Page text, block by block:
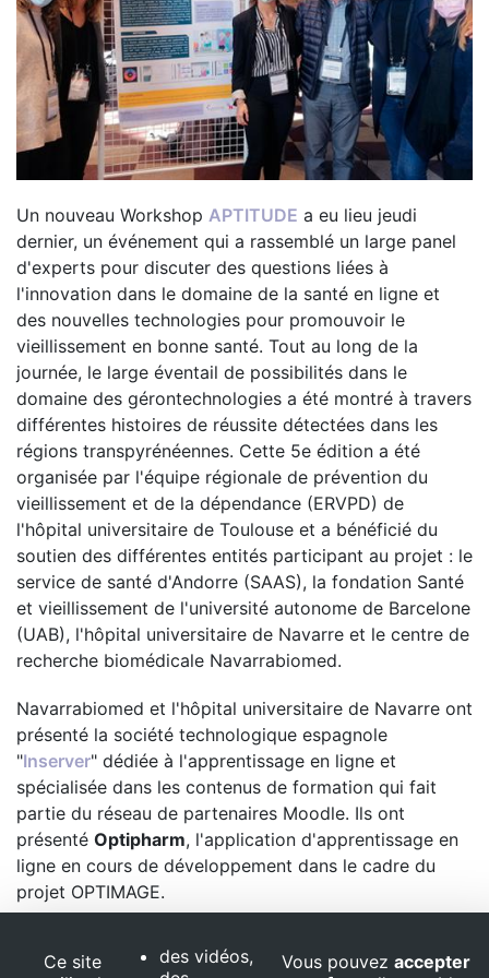
Un nouveau Workshop APTITUDE a eu lieu jeudi
dernier, un événement qui a rassemblé un large panel
d'experts pour discuter des questions liées à
l'innovation dans le domaine de la santé en ligne et
des nouvelles technologies pour promouvoir le
vieillissement en bonne santé. Tout au long de la
journée, le large éventail de possibilités dans le
domaine des gérontechnologies a été montré à travers
différentes histoires de réussite détectées dans les
régions transpyrénéennes. Cette 5e édition a été
organisée par l'équipe régionale de prévention du
vieillissement et de la dépendance (ERVPD) de
l'hôpital universitaire de Toulouse et a bénéficié du
soutien des différentes entités participant au projet : le
service de santé d'Andorre (SAAS), la fondation Santé
et vieillissement de l'université autonome de Barcelone
(UAB), l'hôpital universitaire de Navarre et le centre de
recherche biomédicale Navarrabiomed.
Navarrabiomed et l'hôpital universitaire de Navarre ont
présenté la société technologique espagnole
"Inserver" dédiée à l'apprentissage en ligne et
spécialisée dans les contenus de formation qui fait
partie du réseau de partenaires Moodle. Ils ont
présenté Optipharm, l'application d'apprentissage en
ligne en cours de développement dans le cadre du
projet OPTIMAGE.
Ce site
des vidéos,
Vous pouvez accepter